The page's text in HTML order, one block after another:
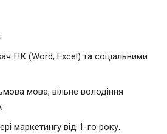
ПК (Word, Excel) та соціальними
мова, вільне володіння
маркетингу від 1-го року.